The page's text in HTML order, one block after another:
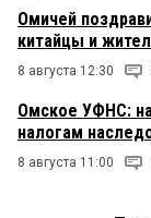
Омичей
китайцы и
8 августа 12:30
Омское УФНС:
налогам
8 августа 11:00